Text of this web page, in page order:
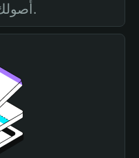
أصولك ومعاملاتك.